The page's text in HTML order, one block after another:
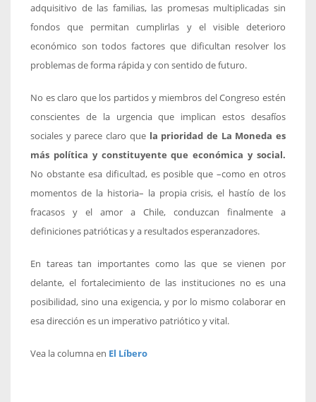
adquisitivo de las familias, las promesas multiplicadas sin
fondos que permitan cumplirlas y el visible deterioro
económico son todos factores que dificultan resolver los
problemas de forma rápida y con sentido de futuro.
No es claro que los partidos y miembros del Congreso estén
conscientes de la urgencia que implican estos desafíos
sociales y parece claro que la prioridad de La Moneda es
más política y constituyente que económica y social.
No obstante esa dificultad, es posible que –como en otros
momentos de la historia– la propia crisis, el hastío de los
fracasos y el amor a Chile, conduzcan finalmente a
definiciones patrióticas y a resultados esperanzadores.
En tareas tan importantes como las que se vienen por
delante, el fortalecimiento de las instituciones no es una
posibilidad, sino una exigencia, y por lo mismo colaborar en
esa dirección es un imperativo patriótico y vital.
Vea la columna en El Líbero